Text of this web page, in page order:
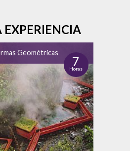
EXPERIENCIA
Geométricas
7
Horas